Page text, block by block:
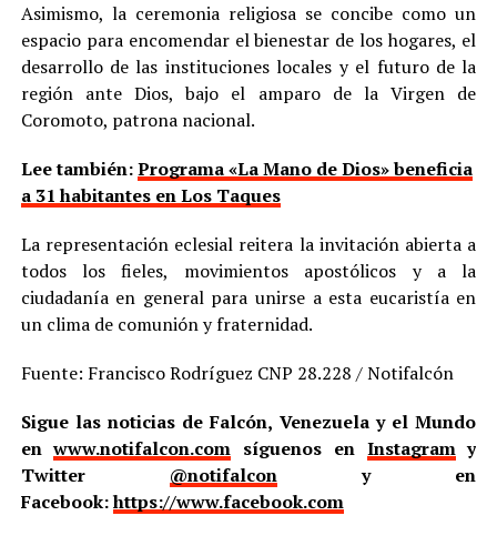
Asimismo, la ceremonia religiosa se concibe como un
espacio para encomendar el bienestar de los hogares, el
desarrollo de las instituciones locales y el futuro de la
región ante Dios, bajo el amparo de la Virgen de
Coromoto, patrona nacional.
Lee también:Programa «La Mano de Dios» beneficia
a 31 habitantes en Los Taques
La representación eclesial reitera la invitación abierta a
todos los fieles, movimientos apostólicos y a la
ciudadanía en general para unirse a esta eucaristía en
un clima de comunión y fraternidad.
Fuente: Francisco Rodríguez CNP 28.228 / Notifalcón
Sigue las noticias de Falcón, Venezuela y el Mundo
enwww.notifalcon.com síguenos en Instagramy
Twitter @notifalcony en
Facebook:https://www.facebook.com